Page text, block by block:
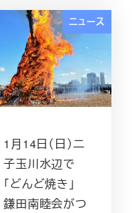
ニュース
1月14日（日）二
子玉川水辺で
「どんど焼き」
鎌田南睦会がつ